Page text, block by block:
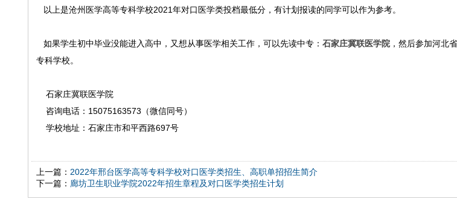
以上是沧州医学高等专科学校2021年对口医学类投档最低分，有计划报读的同学可以作为参考。
如果学生初中毕业没能进入高中，又想从事医学相关工作，可以先读中专： 石家庄冀联医学院，然后参加河北
专科学校。
石家庄冀联医学院
咨询电话：15075163573（微信同号）
学校地址：石家庄市和平西路697号
上一篇： 2022年邢台医学高等专科学校对口医学类招生、高职单招招生简介
下一篇： 廊坊卫生职业学院2022年招生章程及对口医学类招生计划